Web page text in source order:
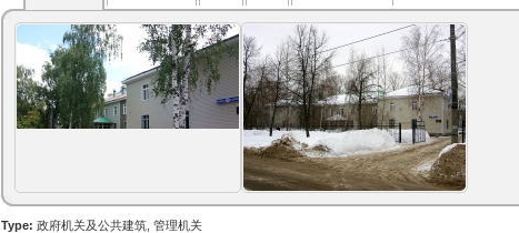
Type: 政府机关及公共建筑, 管理机关